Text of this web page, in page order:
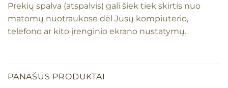
Prekių spalva (atspalvis) gali šiek tiek skirtis nuo
matomų nuotraukose dėl Jūsų kompiuterio,
telefono ar kito įrenginio ekrano nustatymų.
PANAŠŪS PRODUKTAI